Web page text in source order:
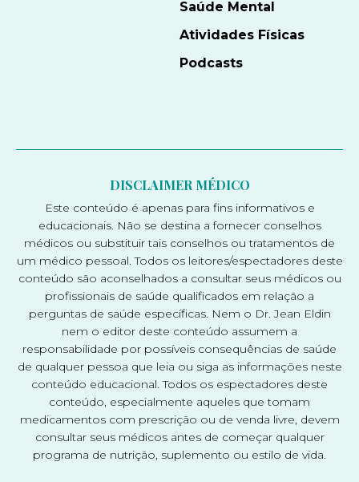
Saúde Mental
Atividades Físicas
Podcasts
DISCLAIMER MÉDICO
Este conteúdo é apenas para fins informativos e
educacionais. Não se destina a fornecer conselhos
médicos ou substituir tais conselhos ou tratamentos de
um médico pessoal. Todos os leitores/espectadores deste
conteúdo são aconselhados a consultar seus médicos ou
profissionais de saúde qualificados em relação a
perguntas de saúde específicas. Nem o Dr. Jean Eldin
nem o editor deste conteúdo assumem a
responsabilidade por possíveis consequências de saúde
de qualquer pessoa que leia ou siga as informações neste
conteúdo educacional. Todos os espectadores deste
conteúdo, especialmente aqueles que tomam
medicamentos com prescrição ou de venda livre, devem
consultar seus médicos antes de começar qualquer
programa de nutrição, suplemento ou estilo de vida.